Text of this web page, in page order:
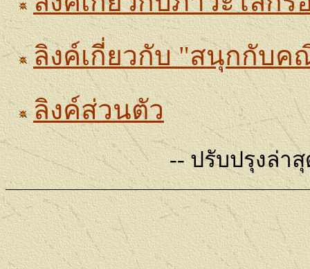
ลิงค์เกี่ยวกับ "สนุกกับค
ลิงค์ส่วนตัว
--ปรับปรุงล่า